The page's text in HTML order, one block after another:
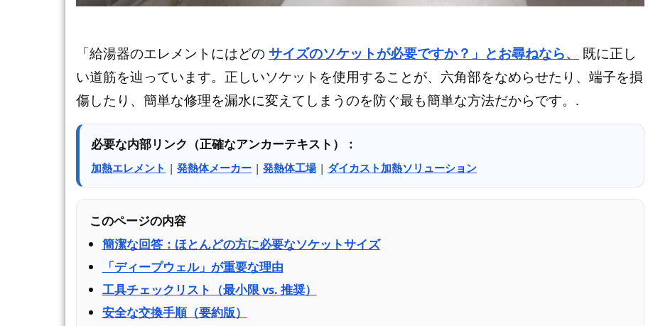
「給湯器のエレメントにはどのサイズのソケットが必要ですか？」とお尋ねなら、
既に正し
い道筋を辿っています。正しいソケットを使用することが、六角部をなめらせたり、端子を損
傷したり、簡単な修理を漏水に変えてしまうのを防ぐ最も簡単な方法だからです。.
必要な内部リンク（正確なアンカーテキスト）：
加熱エレメント | 発熱体メーカー | 発熱体工場| ダイカスト加熱ソリューション
このページの内容
簡潔な回答：ほとんどの方に必要なソケットサイズ
「ディープウェル」が重要な理由
工具チェックリスト（最小限 vs. 推奨）
安全な交換手順（要約版）